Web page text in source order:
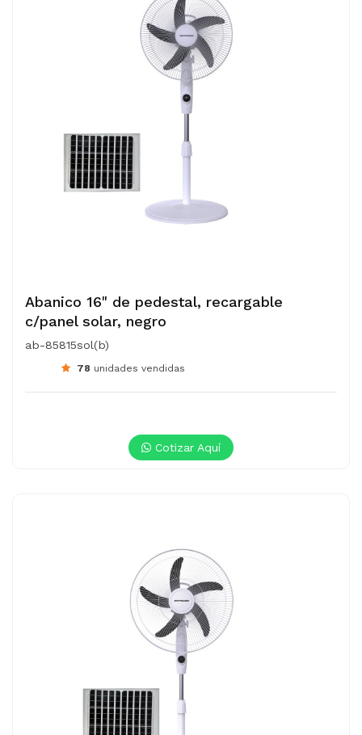
Abanico 16" de pedestal, recargable
c/panel solar, negro
ab-85815sol(b)
78 unidades vendidas
Cotizar Aquí